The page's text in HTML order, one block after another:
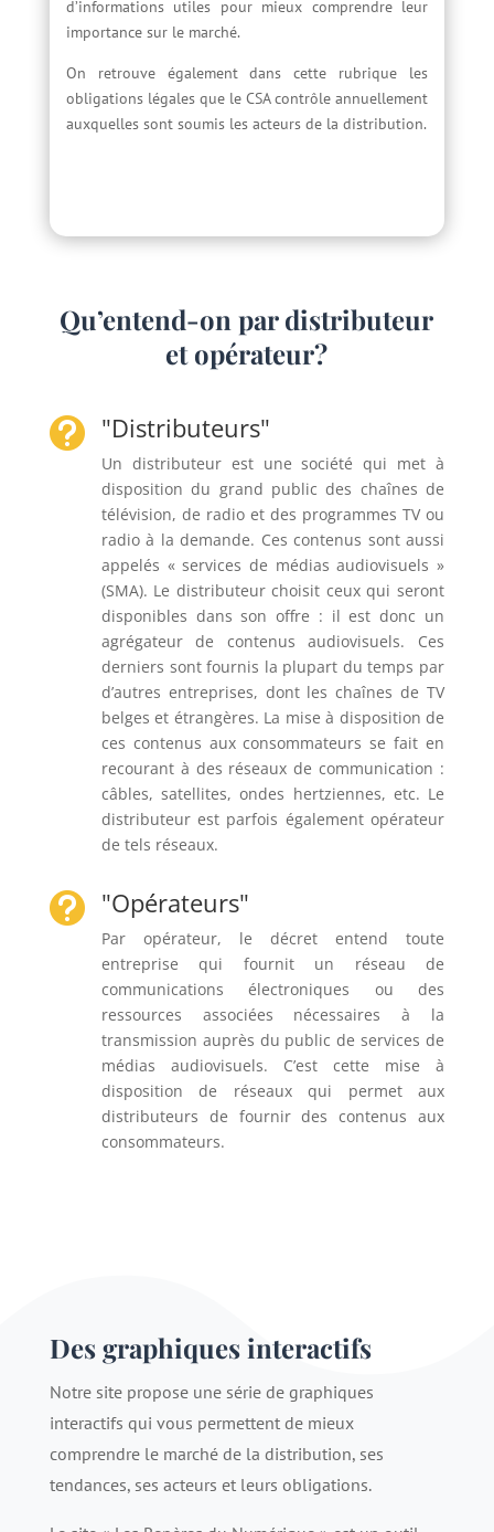
d’informations utiles pour mieux comprendre leur
importance sur le marché.
On retrouve également dans cette rubrique les
obligations légales que le CSA contrôle annuellement
auxquelles sont soumis les acteurs de la distribution.
Qu’entend-on par distributeur
et opérateur?
 "Distributeurs"
Un distributeur est une société qui met à
disposition du grand public des chaînes de
télévision, de radio et des programmes TV ou
radio à la demande. Ces contenus sont aussi
appelés « services de médias audiovisuels »
(SMA). Le distributeur choisit ceux qui seront
disponibles dans son offre : il est donc un
agrégateur de contenus audiovisuels. Ces
derniers sont fournis la plupart du temps par
d’autres entreprises, dont les chaînes de TV
belges et étrangères. La mise à disposition de
ces contenus aux consommateurs se fait en
recourant à des réseaux de communication :
câbles, satellites, ondes hertziennes, etc. Le
distributeur est parfois également opérateur
de tels réseaux.
 "Opérateurs"
Par opérateur, le décret entend toute
entreprise qui fournit un réseau de
communications électroniques ou des
ressources associées nécessaires à la
transmission auprès du public de services de
médias audiovisuels. C’est cette mise à
disposition de réseaux qui permet aux
distributeurs de fournir des contenus aux
consommateurs.
Des graphiques interactifs
Notre site propose une série de graphiques
interactifs qui vous permettent de mieux
comprendre le marché de la distribution, ses
tendances, ses acteurs et leurs obligations.